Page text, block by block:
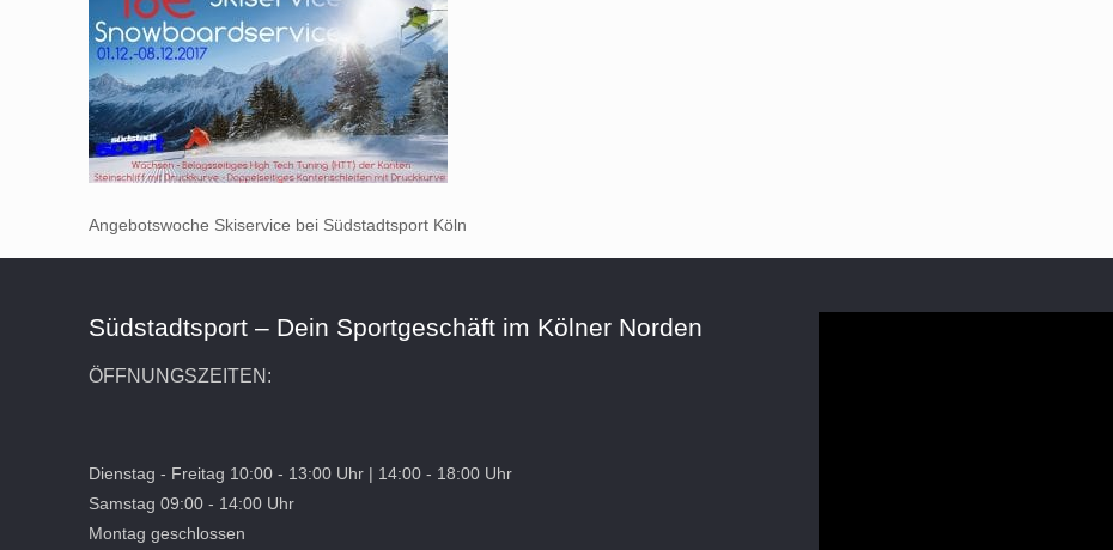
Angebotswoche Skiservice bei Südstadtsport Köln
Südstadtsport – Dein Sportgeschäft im Kölner Norden
ÖFFNUNGSZEITEN:
Dienstag - Freitag 10:00 - 13:00 Uhr | 14:00 - 18:00 Uhr
Samstag 09:00 - 14:00 Uhr
Montag geschlossen